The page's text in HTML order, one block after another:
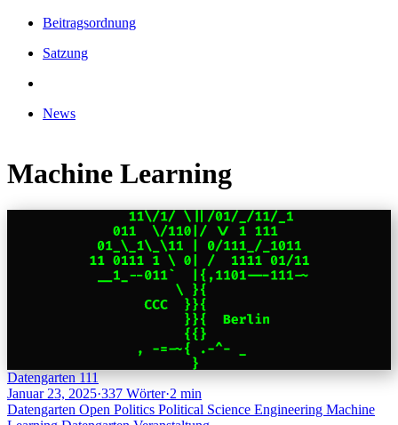
Beitragsordnung
Satzung
News
Machine Learning
Datengarten 111
Januar 23, 2025·337 Wörter·2 min
Datengarten Open Politics Political Science Engineering Machine